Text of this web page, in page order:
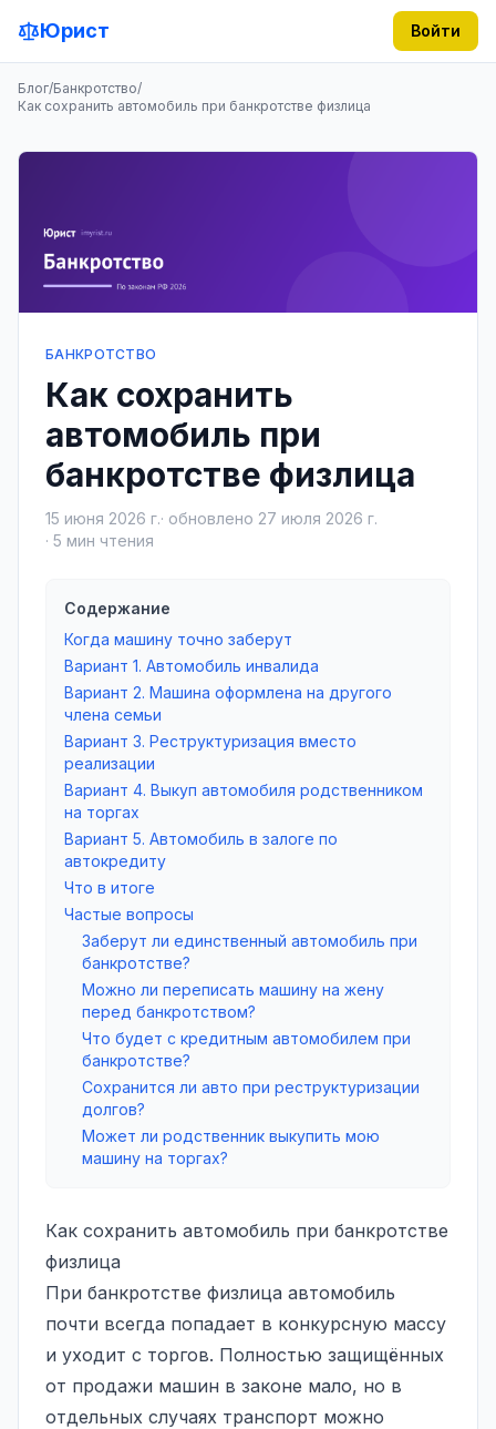
Юрист Войти
Блог/Банкротство/
Как сохранить автомобиль при банкротстве физлица
БАНКРОТСТВО
Как сохранить
автомобиль при
банкротстве физлица
15 июня 2026 г.· обновлено 27 июля 2026 г.
· 5 мин чтения
Содержание
Когда машину точно заберут
Вариант 1. Автомобиль инвалида
Вариант 2. Машина оформлена на другого
члена семьи
Вариант 3. Реструктуризация вместо
реализации
Вариант 4. Выкуп автомобиля родственником
на торгах
Вариант 5. Автомобиль в залоге по
автокредиту
Что в итоге
Частые вопросы
Заберут ли единственный автомобиль при
банкротстве?
Можно ли переписать машину на жену
перед банкротством?
Что будет с кредитным автомобилем при
банкротстве?
Сохранится ли авто при реструктуризации
долгов?
Может ли родственник выкупить мою
машину на торгах?
Как сохранить автомобиль при банкротстве
физлица
При банкротстве физлица автомобиль
почти всегда попадает в конкурсную массу
и уходит с торгов. Полностью защищённых
от продажи машин в законе мало, но в
отдельных случаях транспорт можно